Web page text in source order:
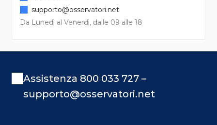
Da Lunedì al Venerdì, dalle 09 alle 18
supporto@osservatori.net
Assistenza 800 033 727 –
supporto@osservatori.net